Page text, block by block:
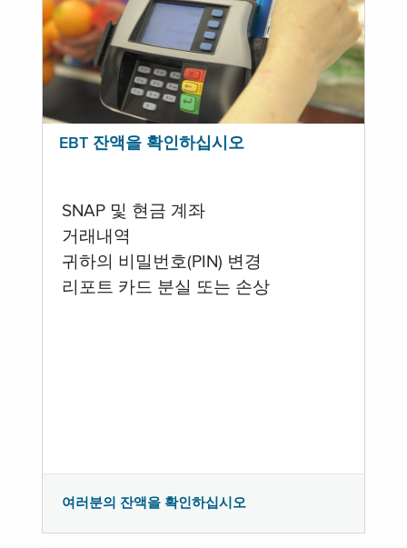
EBT 잔액을 확인하십시오
SNAP 및 현금 계좌
거래내역
귀하의 비밀번호(PIN) 변경
리포트 카드 분실 또는 손상
여러분의 잔액을 확인하십시오